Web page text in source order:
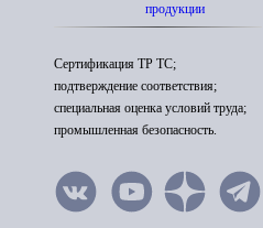
продукции
Сертификация ТР ТС;
подтверждение соответствия;
специальная оценка условий труда;
промышленная безопасность.